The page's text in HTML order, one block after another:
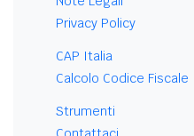
Privacy Policy
CAP Italia
Calcolo Codice Fiscale
Strumenti